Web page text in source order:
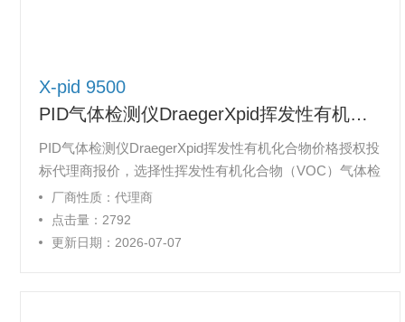
X-pid 9500
PID气体检测仪DraegerXpid挥发性有机化合物
PID气体检测仪DraegerXpid挥发性有机化合物价格授权投
标代理商报价，​选择性挥发性有机化合物（VOC）气体检
测，用于频繁测试有毒和致癌物质，可获得实验室品质的
极低浓度测试结果，可检测 50 ppb 浓度以上的苯，每次
测量都不需要使用耗材 进行苯测量只需按下按钮，30秒
厂商性质：代理商
点击量：2792
更新日期：2026-07-07